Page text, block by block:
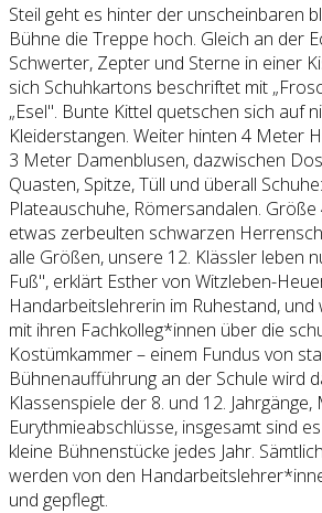
Steil geht es hinter der unscheinbaren
Bühne die Treppe hoch. Gleich an der
Schwerter, Zepter und Sterne in einer
sich Schuhkartons beschriftet mit
„Esel". Bunte Kittel quetschen sich auf
Kleiderstangen. Weiter hinten 4 Meter
3 Meter Damenblusen, dazwischen
Quasten, Spitze, Tüll und überall
Plateauschuhe, Römersandalen.
etwas zerbeulten schwarzen
alle Größen, unsere 12. Klässler leben
Fuß", erklärt Esther von Witzleben-
Handarbeitslehrerin im Ruhestand, und
mit ihren Fachkolleg*innen über die
Kostümkammer – einem Fundus von
Bühnenaufführung an der Schule wird
Klassenspiele der 8. und 12.
Eurythmieabschlüsse, insgesamt sind
kleine Bühnenstücke jedes Jahr.
werden von den
und gepflegt.